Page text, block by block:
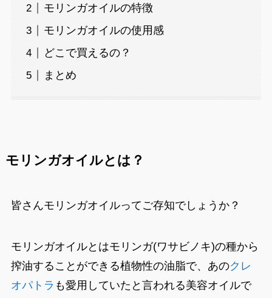
モリンガオイルの特徴
モリンガオイルの使用感
どこで買えるの？
まとめ
モリンガオイルとは？
皆さんモリンガオイルってご存知でしょうか？
モリンガオイルとはモリンガ(ワサビノキ)の種から
搾油することができる植物性の油脂で、あのクレ
オパトラ も愛用していたと言われる美容オイルで